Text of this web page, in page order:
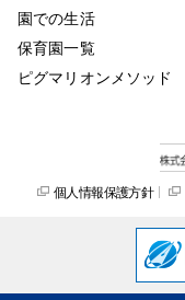
園での生活
保育園一覧
ピグマリオンメソッド
個人情報保護方針